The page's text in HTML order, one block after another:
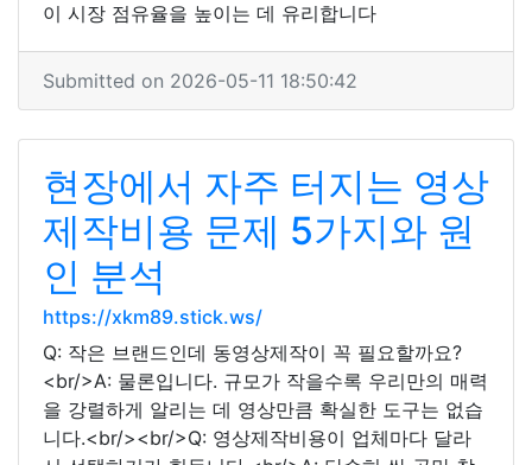
이 시장 점유율을 높이는 데 유리합니다
Submitted on 2026-05-11 18:50:42
현장에서 자주 터지는 영상
제작비용 문제 5가지와 원
인 분석
https://xkm89.stick.ws/
Q: 작은 브랜드인데 동영상제작이 꼭 필요할까요?
<br/>A: 물론입니다. 규모가 작을수록 우리만의 매력
을 강렬하게 알리는 데 영상만큼 확실한 도구는 없습
니다.<br/><br/>Q: 영상제작비용이 업체마다 달라